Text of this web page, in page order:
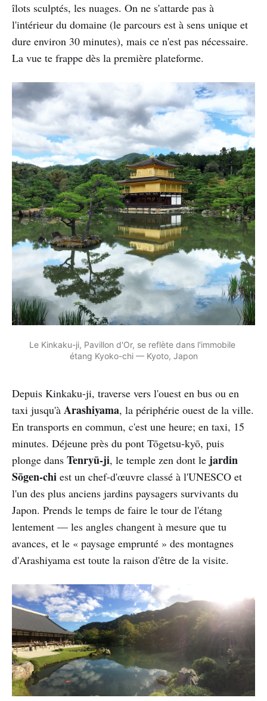
îlots sculptés, les nuages. On ne s'attarde pas à
l'intérieur du domaine (le parcours est à sens unique et
dure environ 30 minutes), mais ce n'est pas nécessaire.
La vue te frappe dès la première plateforme.
Le Kinkaku-ji, Pavillon d'Or, se reflète dans l'immobile
étang Kyoko-chi — Kyoto, Japon
Depuis Kinkaku-ji, traverse vers l'ouest en bus ou en
taxi jusqu'à Arashiyama, la périphérie ouest de la ville.
En transports en commun, c'est une heure; en taxi, 15
minutes. Déjeune près du pont Tōgetsu-kyō, puis
plonge dans Tenryū-ji, le temple zen dont le jardin
Sōgen-chi est un chef-d'œuvre classé à l'UNESCO et
l'un des plus anciens jardins paysagers survivants du
Japon. Prends le temps de faire le tour de l'étang
lentement — les angles changent à mesure que tu
avances, et le « paysage emprunté » des montagnes
d'Arashiyama est toute la raison d'être de la visite.